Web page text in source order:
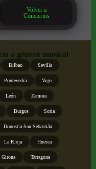
Volver a
Conciertos
o género musical
Bilbao Sevilla
Pontevedra Vigo
León Zamora
Burgos Soria
Donostia-San Sebastián
La Rioja Huesca
Girona Tarragona